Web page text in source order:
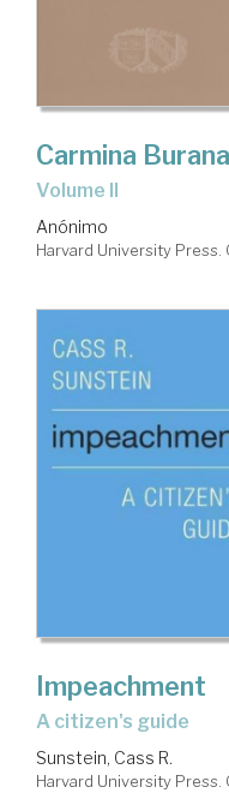
Carmina Burana
Volume II
Anónimo
Harvard University Press.
Impeachment
a citizen's guide
Sunstein, Cass R.
Harvard University Press.